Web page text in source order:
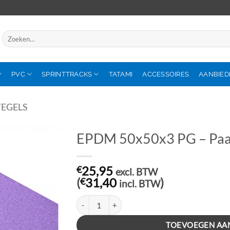
Zoeken
naar:
PVC SPRINTTRACKS TATAMI ACCESSOIRES
EPDM 50x50x3 PG –
€25,95 excl. BTW
(€31,40 incl. BTW)
EPDM 50x50x3 PG - Paars aantal
TOEVOEGEN